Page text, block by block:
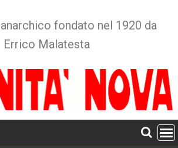
fondato nel 1920 da
Errico Malatesta